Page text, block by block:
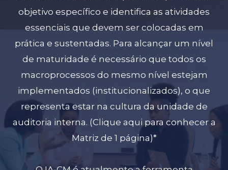
objetivo específico e identifica as atividades
essenciais que devem ser colocadas em
prática e sustentadas. Para alcançar um nível
de maturidade é necessário que todos os
macroprocessos do mesmo nível estejam
implementados (institucionalizados), o que
representa estar na cultura da unidade de
auditoria interna. (Clique aqui para conhecer a
Matriz de 1 página)*